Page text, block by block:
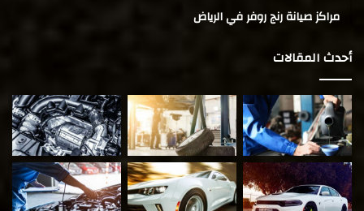
مراكز صيانة رنج روفر في الرياض
أحدث المقالات